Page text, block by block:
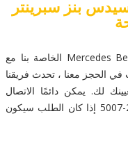
بنز سبرينتر
لمعرفة سيارة Mercedes Benz Sprinter 8 Seats 2022 الخاصة بنا مع
الحجز معنا ، تحدث فريقنا
لك. يمكن دائمًا الاتصال
بفريق دعم العملاء لدينا على + 971-50-234-5007 إذا كان الطلب سيكون